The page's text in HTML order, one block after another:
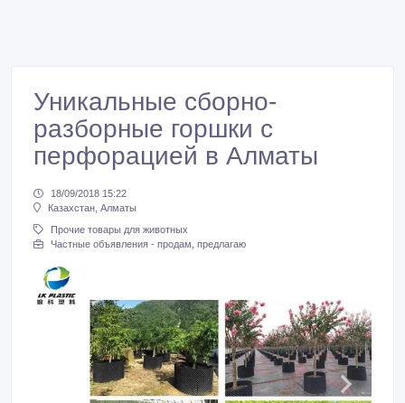
Уникальные сборно-
разборные горшки с
перфорацией в Алматы
18/09/2018 15:22
Казахстан, Алматы
Прочие товары для животных
Частные объявления - продам, предлагаю